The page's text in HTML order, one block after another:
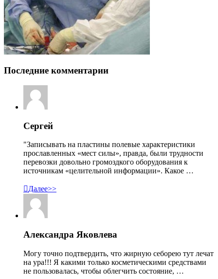
Последние комментарии
Сергей
"Записывать на пластины полевые характеристики
прославленных «мест силы», правда, были трудности
перевозки довольно громоздкого оборудования к
источникам «целительной информации». Какое …
Далее>>
Александра Яковлева
Могу точно подтвердить, что жирную себорею тут лечат
на ура!!! Я какими только косметическими средствами
не пользовалась, чтобы облегчить состояние, …